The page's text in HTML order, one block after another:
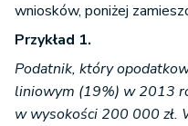
wniosków, poniżej
Przykład 1.
Podatnik, który
liniowym (19%) w 2013
w wysokości 200 000 zł.